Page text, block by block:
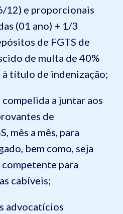
12) e proporcionais
(01 ano) + 1/3
de FGTS de
de multa de 40%
título de indenização;
compelida a juntar aos
de
mês a mês, para
bem como, seja
para
cabíveis;
advocatícios